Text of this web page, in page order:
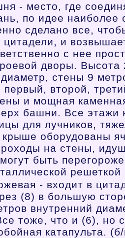
- место, где
по идее наиболее
сделано все,
цитадели, и
с нее
дворы. Высота
стены 9
первый, второй,
и мощная
башни. Все этажи
для лучников,
оборудованы
на стены,
быть
- входит в
(8) в большую
внутренний
тоже, что и (6), но
катапульта.